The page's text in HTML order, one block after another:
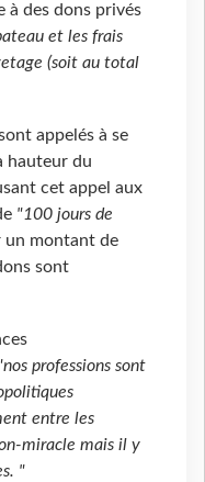
à des dons privés
et les frais
(soit au total
appelés à se
hauteur du
cet appel aux
"100 jours de
un montant de
sont
professions sont
entre les
miracle mais il y
"